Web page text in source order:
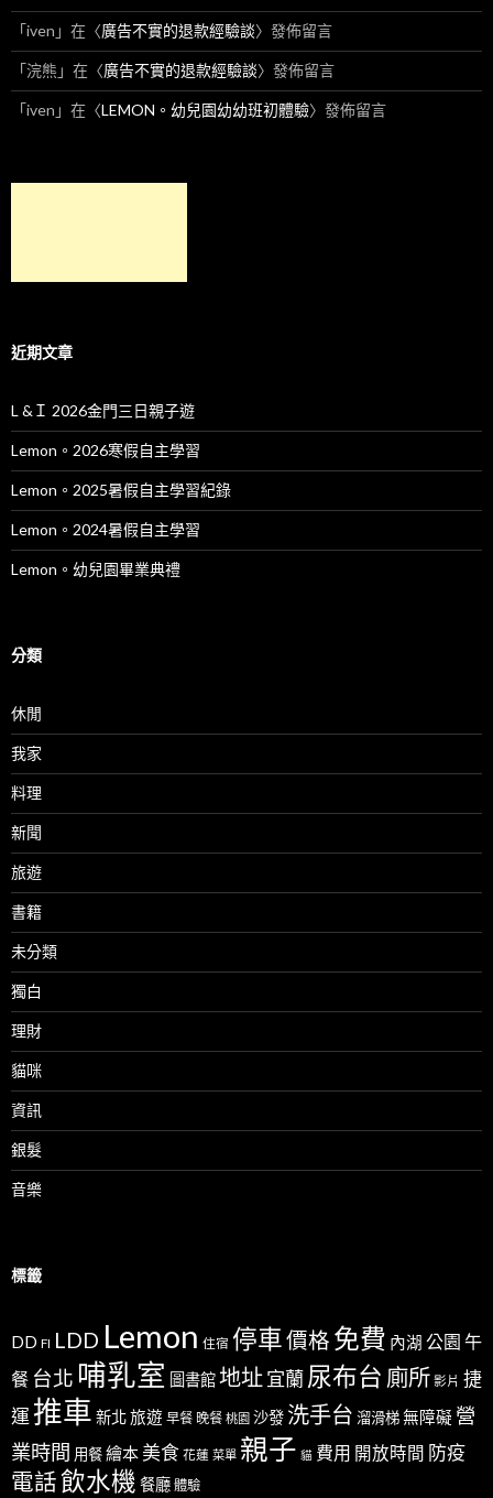
「iven 」在〈廣告不實的退款經驗談〉發佈留言
「浣熊 」在〈廣告不實的退款經驗談〉發佈留言
「iven 」在〈LEMON。幼兒園幼幼班初體驗〉發佈留言
近期文章
L &Ｉ 2026金門三日親子遊
Lemon。2026寒假自主學習
Lemon。2025暑假自主學習紀錄
Lemon。2024暑假自主學習
Lemon。幼兒園畢業典禮
分類
休閒
我家
料理
新聞
旅遊
書籍
未分類
獨白
理財
貓咪
資訊
銀髮
音樂
標籤
DD FI LDD Lemon 住宿 停車價格 免費 內湖 公園 午
餐 台北 哺乳室 圖書館地址宜蘭尿布台 廁所 影片 捷
運推車 新北旅遊 早餐 晚餐 桃園 沙發 洗手台 溜滑梯無障礙 營
業時間 用餐繪本 美食 花蓮 菜單 親子 貓 費用 開放時間 防疫
電話飲水機 餐廳 體驗